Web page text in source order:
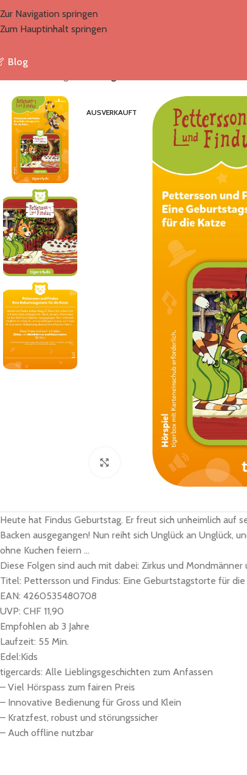
Zur Navigation springen
Zum Hauptinhalt springen
Blog
AUSVERKAUFT
Zum Vergrößern klicken
Heute hat Findus Geburtstag. Er freut sich unheimlich auf
Backen ausgegangen! Nun reiht sich Unglück an Unglück,
ohne Kuchen feiern …
Diese Folgen sind auch mit dabei: Zirkus und
Titel: Pettersson und Findus: Eine Geburtstagstorte für die
EAN: 4260535480708
UVP: CHF 11,90
Empfohlen ab 3 Jahre
Laufzeit: 55 Min.
Edel:Kids
tigercards: Alle Lieblingsgeschichten zum Anfassen
– Viel Hörspass zum fairen Preis
– Innovative Bedienung für Gross und Klein
– Kratzfest, robust und störungssicher
– Auch offline nutzbar